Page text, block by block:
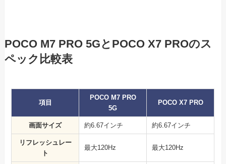
POCO M7 PRO 5GとPOCO X7 PROのス
ペック比較表
項目
POCO M7 PRO
5G
POCO X7 PRO
画面サイズ 約6.67インチ 約6.67インチ
リフレッシュレー
ト
最大120Hz 最大120Hz